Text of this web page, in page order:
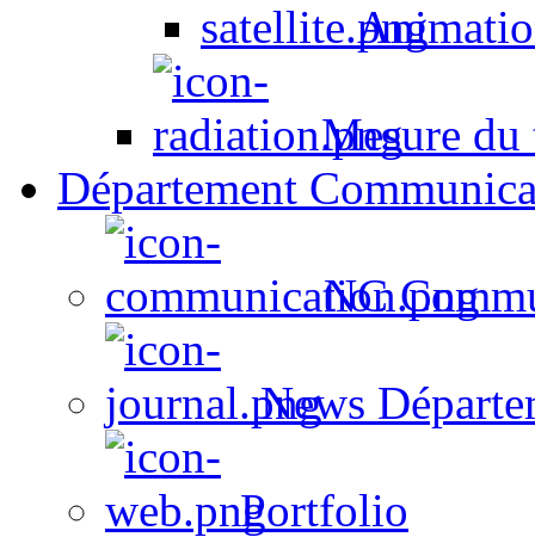
Mesure du
Département
NC
News
Portfolio